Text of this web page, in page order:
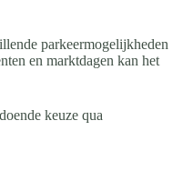
parkeermogelijkheden
en marktdagen kan het
keuze qua